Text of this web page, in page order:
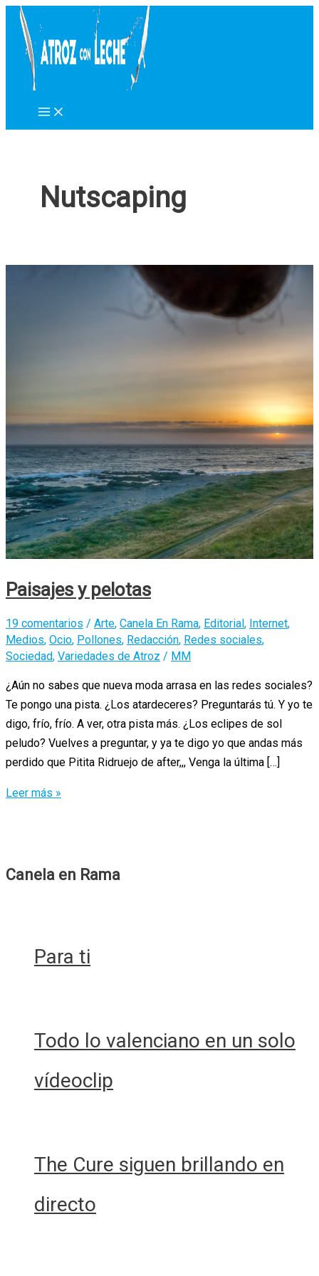
contenido
Nutscaping
Paisajes y pelotas
19 comentarios / Arte, Canela En Rama, Editorial, Internet,
Medios, Ocio, Pollones, Redacción, Redes sociales,
Sociedad, Variedades de Atroz / MM
¿Aún no sabes que nueva moda arrasa en las redes sociales?
Te pongo una pista. ¿Los atardeceres? Preguntarás tú. Y yo te
digo, frío, frío. A ver, otra pista más. ¿Los eclipes de sol
peludo? Vuelves a preguntar, y ya te digo yo que andas más
perdido que Pitita Ridruejo de after,,, Venga la última […]
Paisajes
Leer más »
Canela en Rama
Para ti
Todo lo valenciano en un solo
vídeoclip
The Cure siguen brillando en
directo